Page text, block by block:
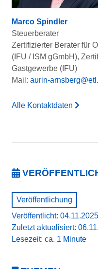
Marco Spindler
Steuerberater
Zertifizierter Berater für
(IFU / ISM gGmbH),
Gastgewerbe (IFU)
Mail: aurin-
Alle Kontaktdaten
Veröffentlichung
Veröffentlicht: 04.11.2025
Zuletzt aktualisiert:
Lesezeit: ca. 1 Minute